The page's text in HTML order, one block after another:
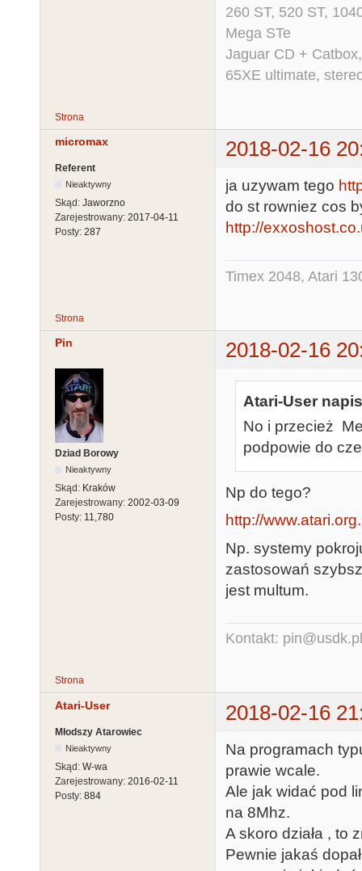
260 ST, 520 ST,
Mega STe
Jaguar CD +
65XE ultimate,
Strona
micromax 2018-02-16
Referent
Nieaktywny
Skąd: Jaworzno
Zarejestrowany: 2017-04-11
Posty: 287
ja uzywam tego
do st rowniez cos
http://
Timex 2048, Atari
Strona
Pin 2018-02-16
Dziad Borowy
Nieaktywny
Skąd: Kraków
Zarejestrowany: 2002-03-09
Posty: 11,780
Atari-User
No i przecież
podpowie do
Np do tego?
http://
Np. systemy
zastosowań
jest multum.
Kontakt: pin@usdk.pl
Strona
Atari-User 2018-02-16
Młodszy Atarowiec
Nieaktywny
Skąd: W-wa
Zarejestrowany: 2016-02-11
Posty: 884
Na programach
prawie wcale.
Ale jak widać pod
na 8Mhz.
A skoro działa , to
Pewnie jakaś